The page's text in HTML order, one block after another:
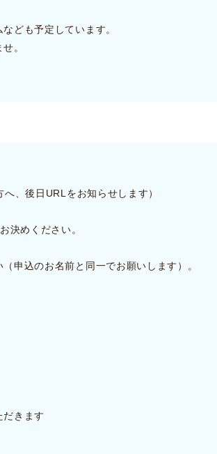
ども予定しています。
。
、後日URLをお知らせします）
決めください。
申込のお名前と同一でお願いします）。
だきます